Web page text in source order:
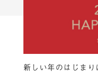
新しい年のはじま